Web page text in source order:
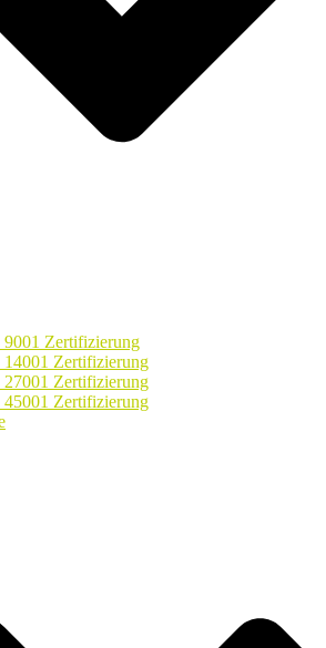
9001 Zertifizierung
14001 Zertifizierung
27001 Zertifizierung
45001 Zertifizierung